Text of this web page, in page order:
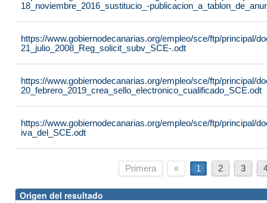
18_noviembre_2016_sustitucio_-
https://www.gobiernodecanarias.org/empleo/sce/ftp/principal/
21_julio_2008_Reg_solicit_subv_SCE-.odt
https://www.gobiernodecanarias.org/empleo/sce/ftp/principal/
20_febrero_2019_crea_sello_electronico_cualificado_SCE.odt
https://www.gobiernodecanarias.org/empleo/sce/ftp/principal/
iva_del_SCE.odt
Primera « 1 2 3
Origen del resultado